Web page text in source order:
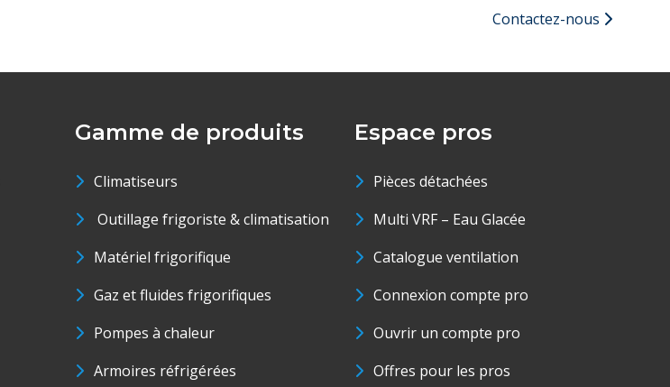
Contactez-nous
Gamme de produits
Climatiseurs
Outillage frigoriste & climatisation
Matériel frigorifique
Gaz et fluides frigorifiques
Pompes à chaleur
Armoires réfrigérées
Espace pros
Pièces détachées
Multi VRF – Eau Glacée
Catalogue ventilation
Connexion compte pro
Ouvrir un compte pro
Offres pour les pros